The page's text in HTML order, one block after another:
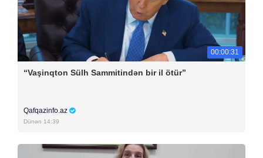
00:00:31
“Vaşinqton Sülh Sammitindən bir il ötür”
Qafqazinfo.az
Dünən 14:39